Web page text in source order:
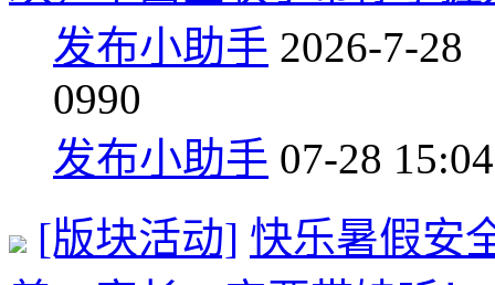
发布小助手 2026-7-28
0990
发布小助手 07-28 15:04
[版块活动] 快乐暑假安